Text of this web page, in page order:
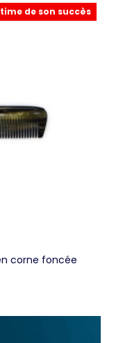
de son succès
corne foncée